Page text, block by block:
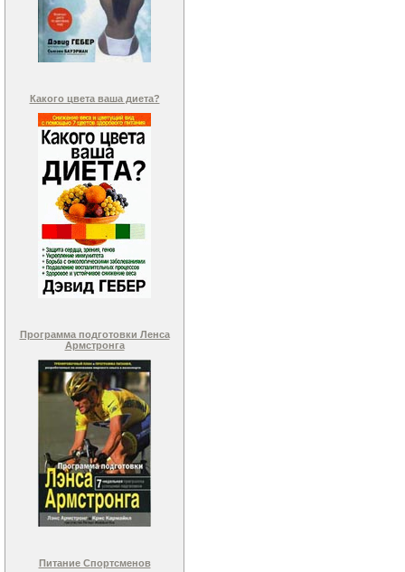
Какого цвета ваша диета?
Программа подготовки Ленса
Армстронга
Питание Спортсменов